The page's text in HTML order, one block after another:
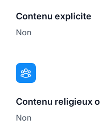
Contenu explicite
Non
Contenu religieux
Non